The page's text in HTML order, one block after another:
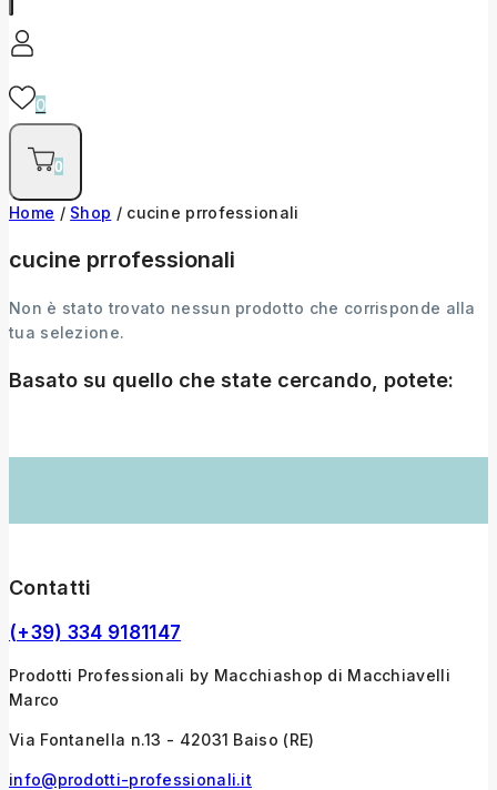
0
0
Home / Shop / cucine prrofessionali
cucine prrofessionali
Non è stato trovato nessun prodotto che corrisponde alla
tua selezione.
Basato su quello che state cercando, potete:
Contatti
(+39) 334 9181147
Prodotti Professionali by Macchiashop di Macchiavelli
Marco
Via Fontanella n.13 - 42031 Baiso (RE)
info@prodotti-professionali.it